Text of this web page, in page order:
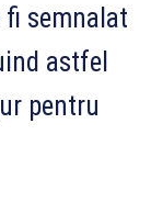
semnalat
astfel
pentru